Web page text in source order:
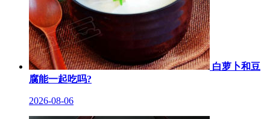
白萝卜和豆
腐能一起吃吗?
2026-08-06